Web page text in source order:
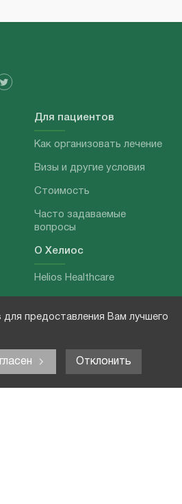
предоставления Вам лучшего
Отклонить
Для пациентов
Как организовать лечение
Визы и другие условия
Стоимость
Часто задаваемые
вопросы
О Хелиос
Helios Healthcare
О нашей команде
Выходные данные